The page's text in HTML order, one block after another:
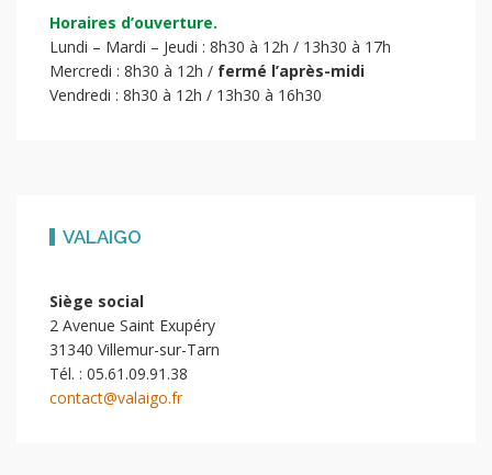
Horaires d’ouverture.
Lundi – Mardi – Jeudi : 8h30 à 12h / 13h30 à 17h
Mercredi : 8h30 à 12h / fermé l’après-midi
Vendredi : 8h30 à 12h / 13h30 à 16h30
VALAIGO
Siège social
2 Avenue Saint Exupéry
31340 Villemur-sur-Tarn
Tél. : 05.61.09.91.38
contact@valaigo.fr